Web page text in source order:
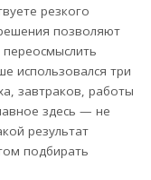
резкого
позволяют
использовался три
завтраков, работы
здесь — не
результат
подбирать